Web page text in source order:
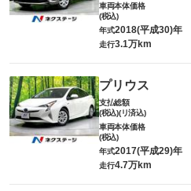
車両本体価格
(税込)
年式2018(平成30)年
走行3.1万km
プリウス
支払総額
(税込)(リ済込)
車両本体価格
(税込)
年式2017(平成29)年
走行4.7万km